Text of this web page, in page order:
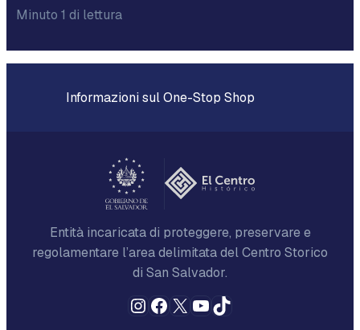
Minuto 1 di lettura
Informazioni sul One-Stop Shop
Entità incaricata di proteggere, preservare e
regolamentare l’area delimitata del Centro Storico
di San Salvador.
Instagram
Facebook
X YouTube
TikTok